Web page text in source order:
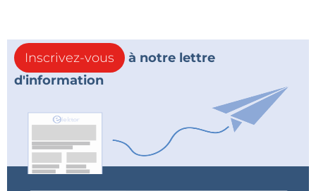
Inscrivez-vous
à notre lettre
d'information